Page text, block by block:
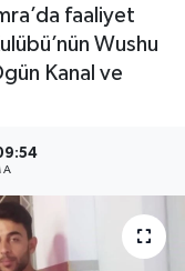
faaliyet
Wushu
Kanal ve